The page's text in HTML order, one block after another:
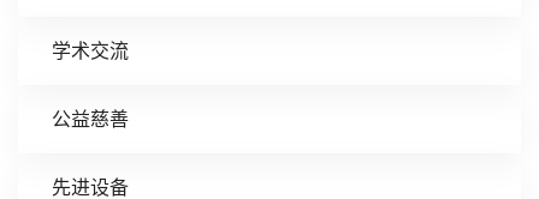
学术交流
公益慈善
先进设备